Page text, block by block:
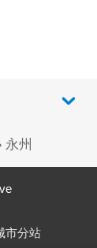
永州
市分站